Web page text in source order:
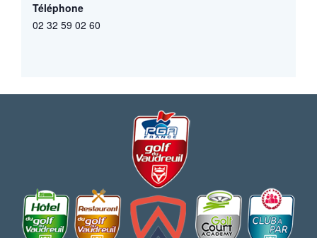
Téléphone
02 32 59 02 60